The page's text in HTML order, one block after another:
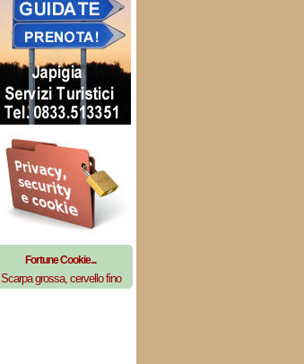
Fortune Cookie...
Scarpa grossa, cervello fino